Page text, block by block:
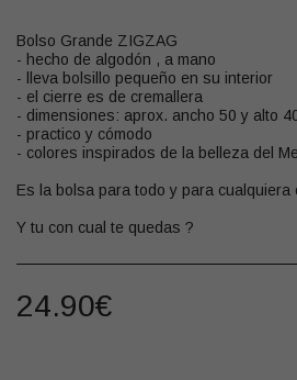
Bolso Grande ZIGZAG
- hecho de algodón , a mano
- lleva bolsillo pequeño en su interior
- el cierre es de cremallera
- dimensiones: aprox. ancho 50 y alto
- practico y cómodo
- colores inspirados de la belleza del
Es la bolsa para todo y para cualquiera
Y tu con cual te quedas ?
24.90€